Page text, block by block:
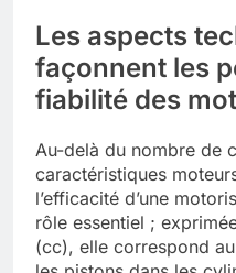
Les aspects
façonnent les
fiabilité des
Au-delà du nombre de
caractéristiques
l’efficacité d’une
rôle essentiel ;
(cc), elle correspond